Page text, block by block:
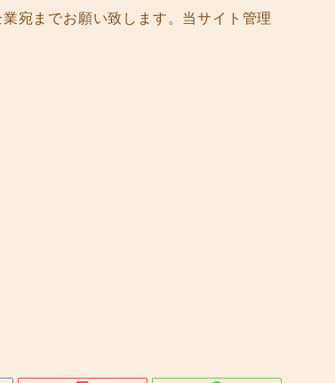
宛までお願い致します。当サイト管理